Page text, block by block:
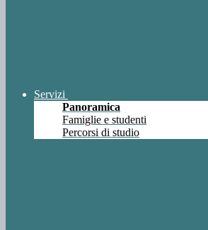
Servizi
Panoramica
Famiglie e studenti
Percorsi di studio